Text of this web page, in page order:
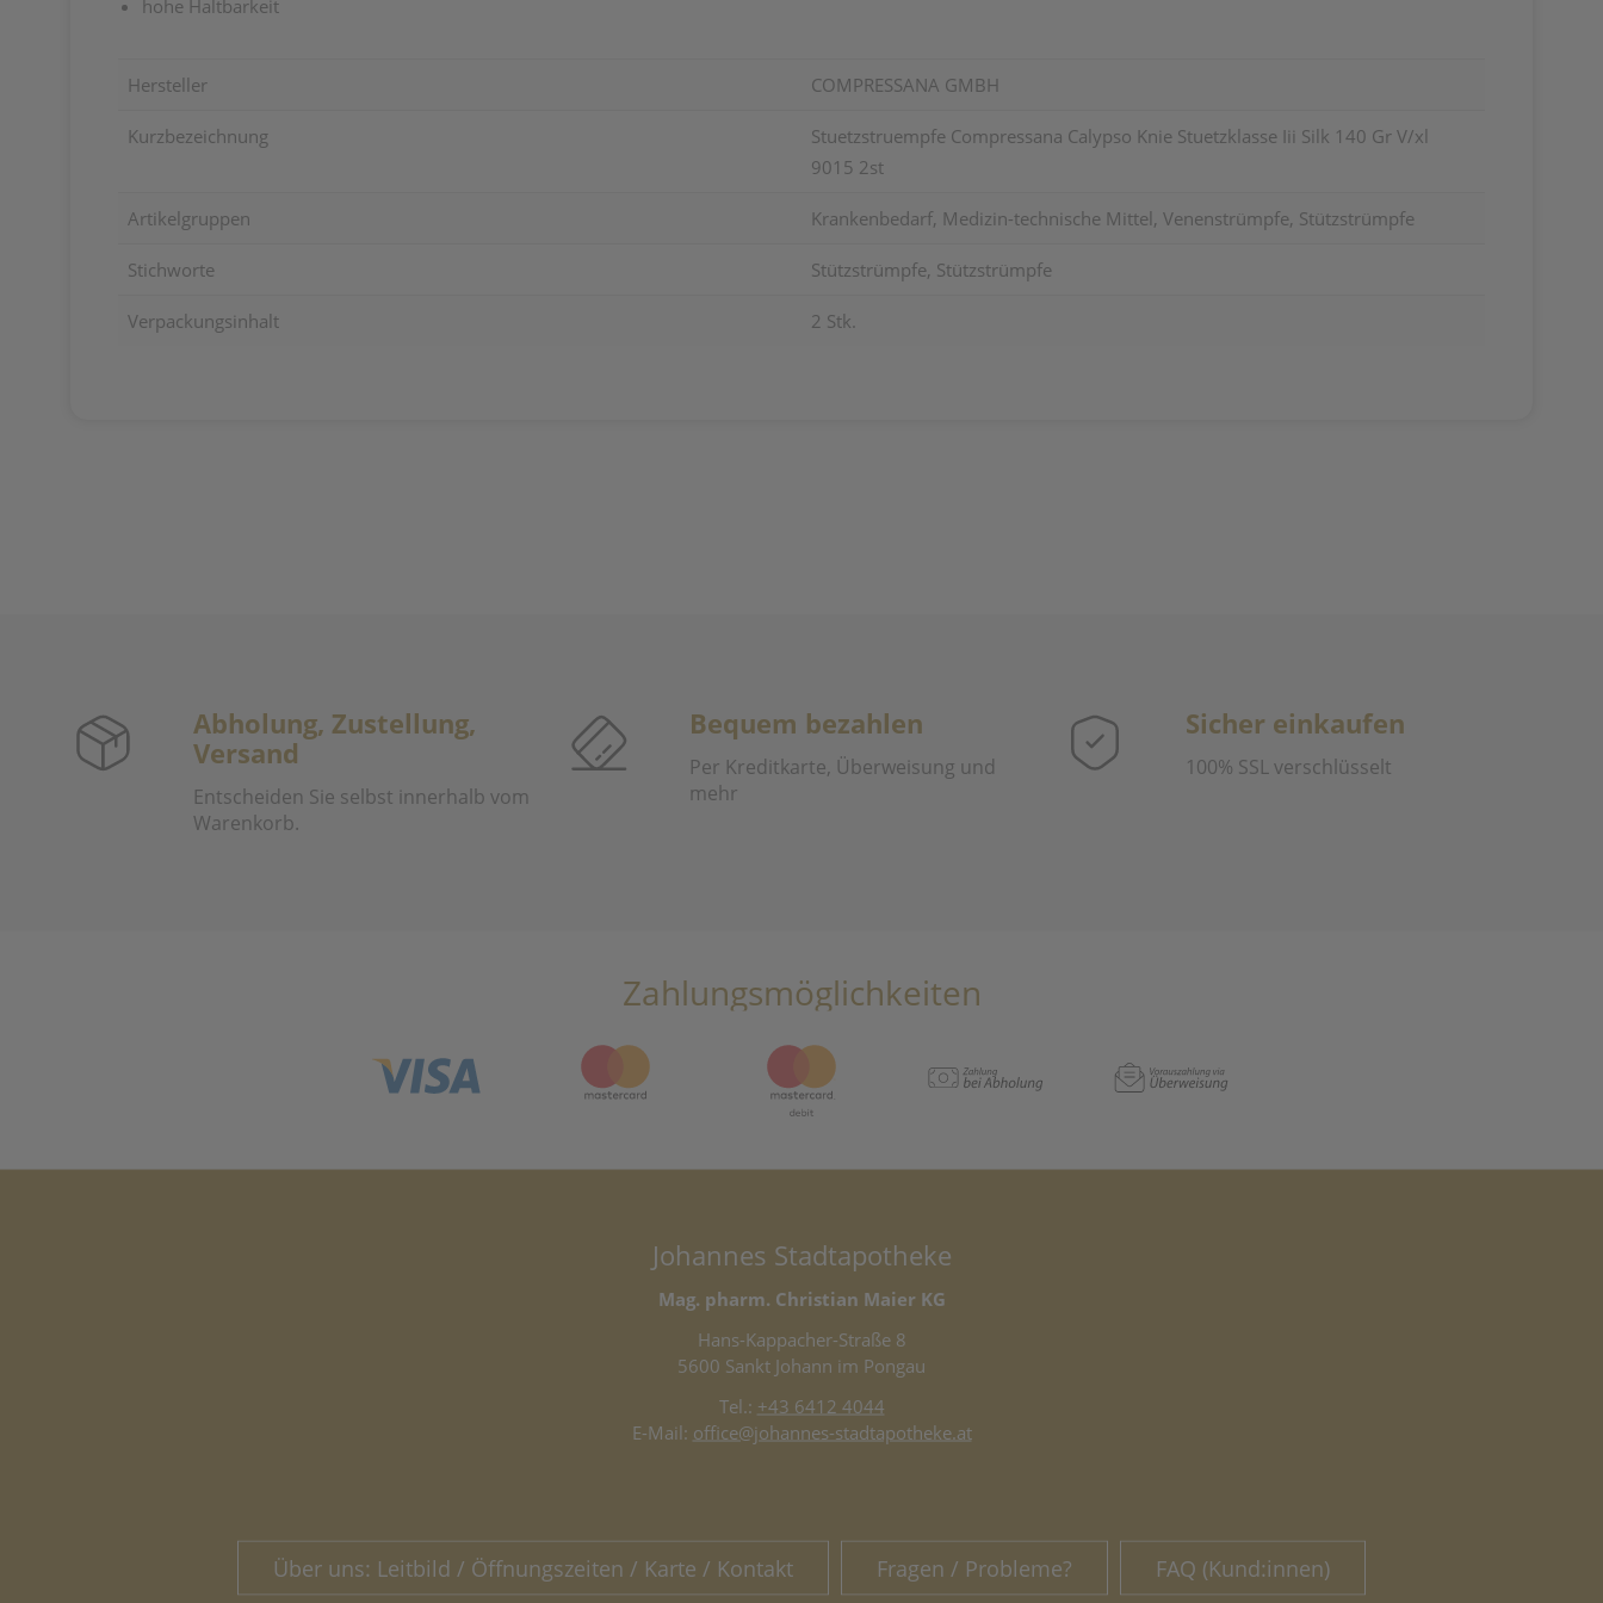
hohe Haltbarkeit
Hersteller COMPRESSANA GMBH
Kurzbezeichnung
Stuetzstruempfe Compressana Calypso Knie Stuetzklasse Iii Silk 140 Gr V/xl
9015 2st
Artikelgruppen Krankenbedarf, Medizin-technische Mittel, Venenstrümpfe, Stützstrümpfe
Stichworte Stützstrümpfe, Stützstrümpfe
Verpackungsinhalt 2 Stk.
Abholung, Zustellung,
Versand
Entscheiden Sie selbst innerhalb vom
Warenkorb.
Bequem bezahlen
Per Kreditkarte, Überweisung und
mehr
Sicher einkaufen
100% SSL verschlüsselt
Zahlungsmöglichkeiten
Johannes Stadtapotheke
Mag. pharm. Christian Maier KG
Hans-Kappacher-Straße 8
5600 Sankt Johann im Pongau
Tel.: +43 6412 4044
E-Mail: office@johannes-stadtapotheke.at
Über uns: Leitbild / Öffnungszeiten / Karte / Kontakt Fragen / Probleme? FAQ (Kund:innen)